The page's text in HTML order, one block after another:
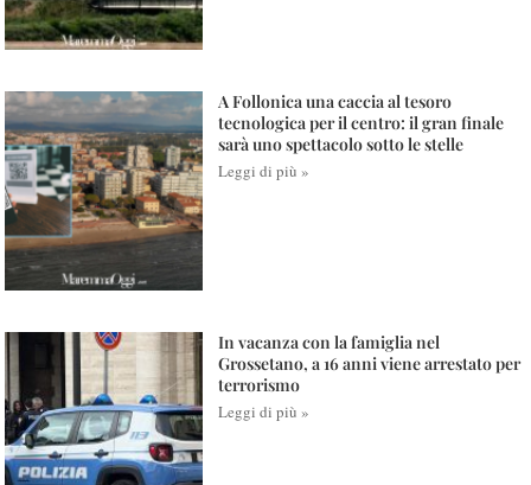
A Follonica una caccia al tesoro
tecnologica per il centro: il gran finale
sarà uno spettacolo sotto le stelle
Leggi di più »
In vacanza con la famiglia nel
Grossetano, a 16 anni viene arrestato per
terrorismo
Leggi di più »